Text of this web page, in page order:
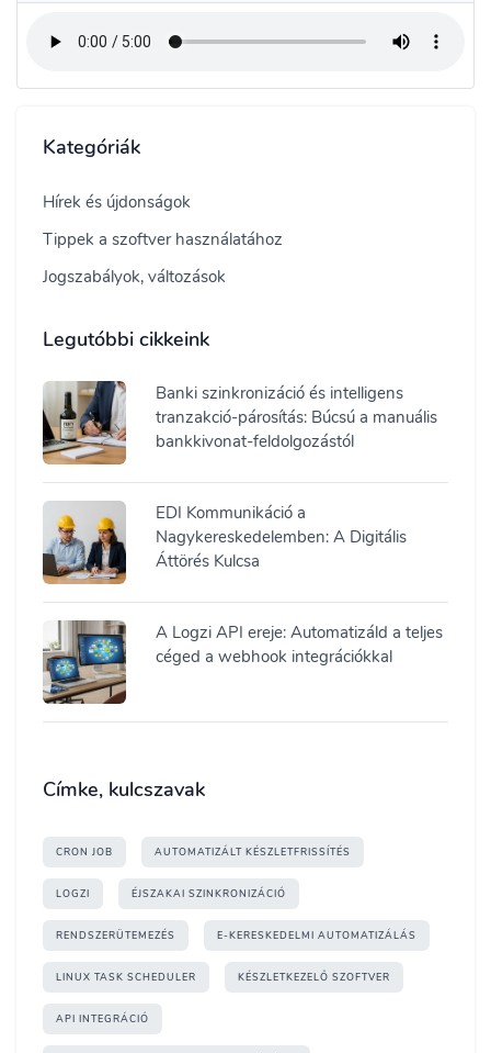
Kategóriák
Hírek és újdonságok
Tippek a szoftver használatához
Jogszabályok, változások
Legutóbbi cikkeink
Banki szinkronizáció és intelligens
tranzakció-párosítás: Búcsú a manuális
bankkivonat-feldolgozástól
EDI Kommunikáció a
Nagykereskedelemben: A Digitális
Áttörés Kulcsa
A Logzi API ereje: Automatizáld a teljes
céged a webhook integrációkkal
Címke, kulcszavak
CRON JOB AUTOMATIZÁLT KÉSZLETFRISSÍTÉS
LOGZI ÉJSZAKAI SZINKRONIZÁCIÓ
RENDSZERÜTEMEZÉS E-KERESKEDELMI AUTOMATIZÁLÁS
LINUX TASK SCHEDULER KÉSZLETKEZELŐ SZOFTVER
API INTEGRÁCIÓ